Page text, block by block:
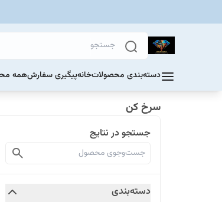
دسته‌بندی محصولاتخانهپیگیری سفارشهمه
سرخ کن
جستجو در نتایج
دسته‌بندی